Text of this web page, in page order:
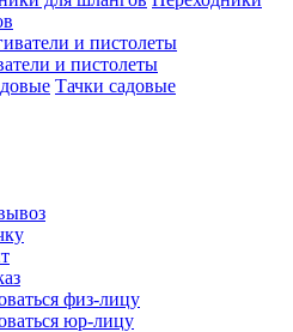
и пистолеты
Тачки садовые
физ-лицу
юр-лицу